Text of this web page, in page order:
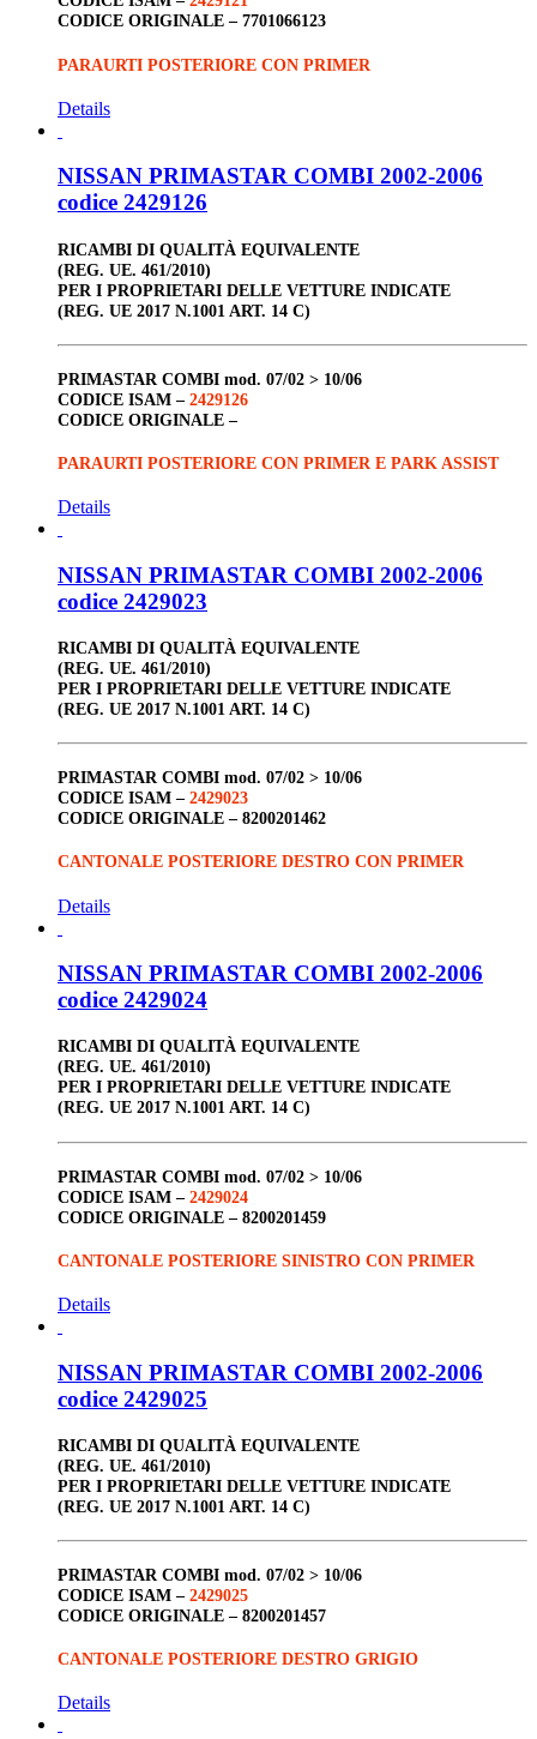
CODICE ORIGINALE – 7701066123
PARAURTI POSTERIORE CON PRIMER
Details
NISSAN PRIMASTAR COMBI 2002-2006
codice 2429126
RICAMBI DI QUALITÀ EQUIVALENTE
(REG. UE. 461/2010)
PER I PROPRIETARI DELLE VETTURE INDICATE
(REG. UE 2017 N.1001 ART. 14 C)
PRIMASTAR COMBI mod. 07/02 > 10/06
CODICE ISAM – 2429126
CODICE ORIGINALE –
PARAURTI POSTERIORE CON PRIMER E PARK ASSIST
Details
NISSAN PRIMASTAR COMBI 2002-2006
codice 2429023
RICAMBI DI QUALITÀ EQUIVALENTE
(REG. UE. 461/2010)
PER I PROPRIETARI DELLE VETTURE INDICATE
(REG. UE 2017 N.1001 ART. 14 C)
PRIMASTAR COMBI mod. 07/02 > 10/06
CODICE ISAM – 2429023
CODICE ORIGINALE – 8200201462
CANTONALE POSTERIORE DESTRO CON PRIMER
Details
NISSAN PRIMASTAR COMBI 2002-2006
codice 2429024
RICAMBI DI QUALITÀ EQUIVALENTE
(REG. UE. 461/2010)
PER I PROPRIETARI DELLE VETTURE INDICATE
(REG. UE 2017 N.1001 ART. 14 C)
PRIMASTAR COMBI mod. 07/02 > 10/06
CODICE ISAM – 2429024
CODICE ORIGINALE – 8200201459
CANTONALE POSTERIORE SINISTRO CON PRIMER
Details
NISSAN PRIMASTAR COMBI 2002-2006
codice 2429025
RICAMBI DI QUALITÀ EQUIVALENTE
(REG. UE. 461/2010)
PER I PROPRIETARI DELLE VETTURE INDICATE
(REG. UE 2017 N.1001 ART. 14 C)
PRIMASTAR COMBI mod. 07/02 > 10/06
CODICE ISAM – 2429025
CODICE ORIGINALE – 8200201457
CANTONALE POSTERIORE DESTRO GRIGIO
Details